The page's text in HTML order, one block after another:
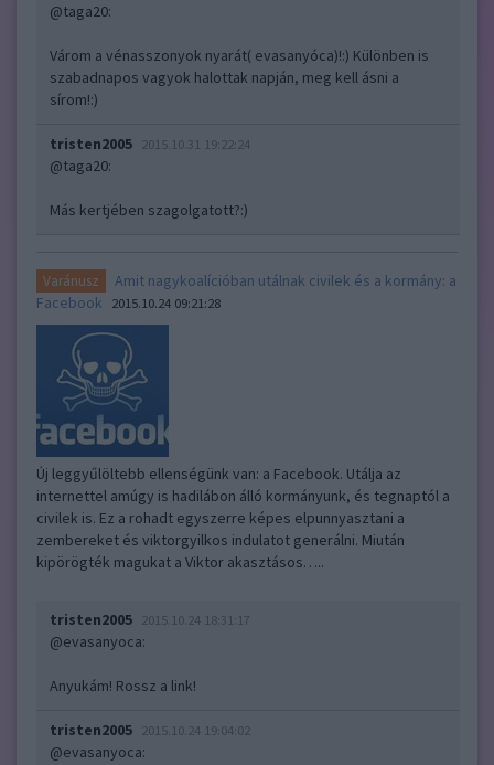
@taga20:
Várom a vénasszonyok nyarát( evasanyóca)!:) Különben is
szabadnapos vagyok halottak napján, meg kell ásni a
sírom!:)
tristen2005 2015.10.31 19:22:24
@taga20:
Más kertjében szagolgatott?:)
Varánusz
Amit nagykoalícióban utálnak civilek és a kormány: a
Facebook
2015.10.24 09:21:28
Új leggyűlöltebb ellenségünk van: a Facebook. Utálja az
internettel amúgy is hadilábon álló kormányunk, és tegnaptól a
civilek is. Ez a rohadt egyszerre képes elpunnyasztani a
zembereket és viktorgyilkos indulatot generálni. Miután
kipörögték magukat a Viktor akasztásos…..
tristen2005 2015.10.24 18:31:17
@evasanyoca:
Anyukám! Rossz a link!
tristen2005 2015.10.24 19:04:02
@evasanyoca: